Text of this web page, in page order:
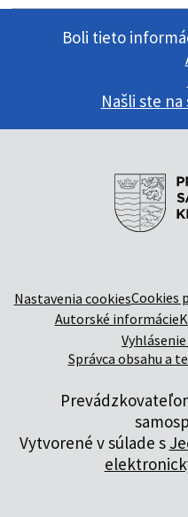
Boli tieto
Našli ste
Nastavenia cookiesCookies
Autorské informácie
Správca obsahu a
Vytvorené v súlade s